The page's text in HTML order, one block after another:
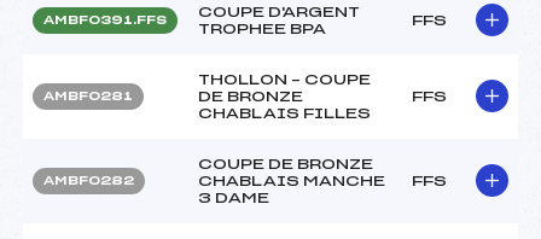
AMBF0391.FFS
COUPE D'ARGENT
TROPHEE BPA
FFS
AMBF0281
THOLLON – COUPE
DE BRONZE
CHABLAIS FILLES
FFS
AMBF0282
COUPE DE BRONZE
CHABLAIS MANCHE
3 DAME
FFS